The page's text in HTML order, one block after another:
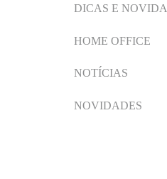
DICAS E
HOME OFFICE
NOTÍCIAS
NOVIDADES